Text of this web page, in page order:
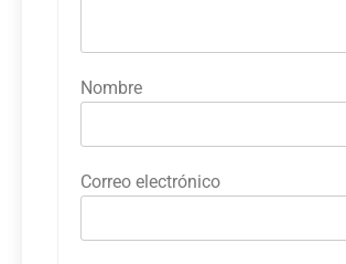
Nombre
Correo electrónico